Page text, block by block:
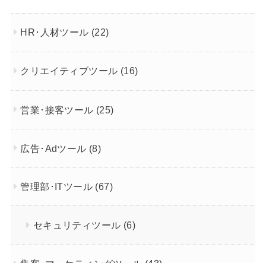
HR･人材ツール (22)
クリエイティブツール (16)
営業･接客ツール (25)
広告･Adツール (8)
管理部･ITツール (67)
セキュリティツール (6)